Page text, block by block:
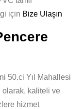
için Bize Ulaşın
50.ci Yıl Mahallesi
olarak, kaliteli ve
hizmet